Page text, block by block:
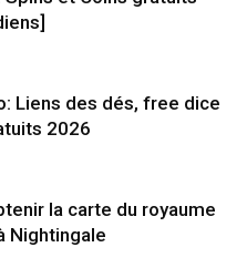
Liens des dés, free dice
2026
la carte du royaume
Nightingale